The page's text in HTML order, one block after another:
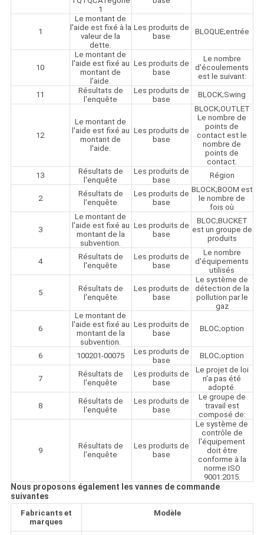
1
1
Le montant de
l'aide est fixé à la
valeur de la
dette.
Les produits de
base
BLOQUE;entrée
10
Le montant de
l'aide est fixé au
montant de
l'aide.
Les produits de
base
Le nombre
d'écoulements
est le suivant:
11
Résultats de
l'enquête
Les produits de
base
BLOCK;Swing
12
Le montant de
l'aide est fixé au
montant de
l'aide.
Les produits de
base
BLOCK;OUTLET
Le nombre de
points de
contact est le
nombre de
points de
contact.
13
Résultats de
l'enquête
Les produits de
base
Région
2
Résultats de
l'enquête
Les produits de
base
BLOCK;BOOM est
le nombre de
fois où
3
Le montant de
l'aide est fixé au
montant de la
subvention.
Les produits de
base
BLOC;BUCKET
est un groupe de
produits
4
Résultats de
l'enquête
Les produits de
base
Le nombre
d'équipements
utilisés
5
Résultats de
l'enquête
Les produits de
base
Le système de
détection de la
pollution par le
gaz
6
Le montant de
l'aide est fixé au
montant de la
subvention.
Les produits de
base
BLOC;option
6 100201-00075
Les produits de
base
BLOC;option
7
Résultats de
l'enquête
Les produits de
base
Le projet de loi
n'a pas été
adopté.
8
Résultats de
l'enquête
Les produits de
base
Le groupe de
travail est
composé de:
9
Résultats de
l'enquête
Les produits de
base
Le système de
contrôle de
l'équipement
doit être
conforme à la
norme ISO
9001:2015.
Nous proposons également les vannes de commande
suivantes
Fabricants et
marques
Modèle